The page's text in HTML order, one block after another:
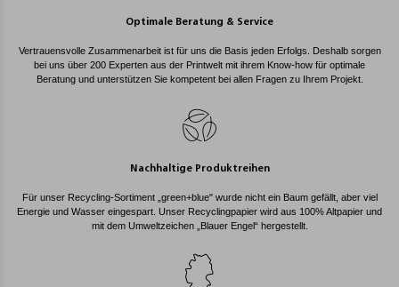
Optimale Beratung & Service
Vertrauensvolle Zusammenarbeit ist für uns die Basis jeden Erfolgs. Deshalb sorgen
bei uns über 200 Experten aus der Printwelt mit ihrem Know-how für optimale
Beratung und unterstützen Sie kompetent bei allen Fragen zu Ihrem Projekt.
Nachhaltige Produktreihen
Für unser Recycling-Sortiment „green+blue" wurde nicht ein Baum gefällt, aber viel
Energie und Wasser eingespart. Unser Recyclingpapier wird aus 100% Altpapier und
mit dem Umweltzeichen „Blauer Engel“ hergestellt.